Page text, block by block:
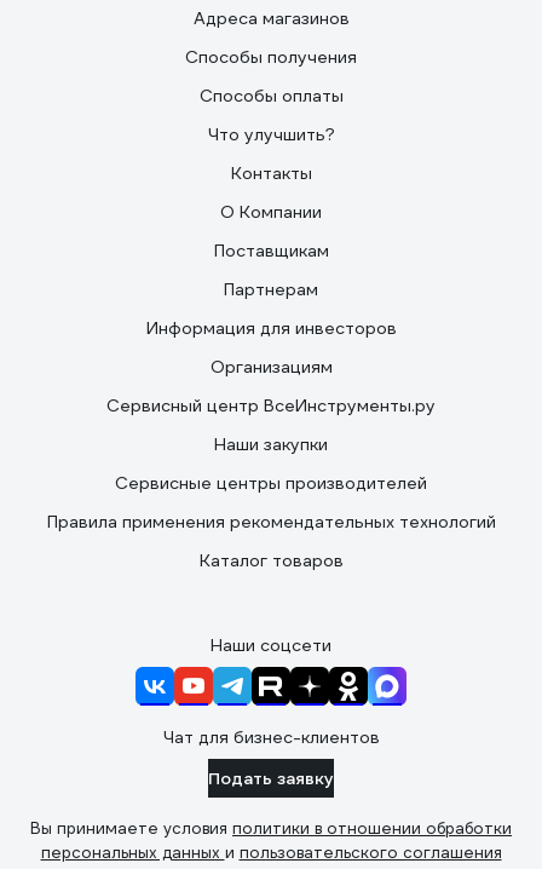
Адреса магазинов
Способы получения
Способы оплаты
Что улучшить?
Контакты
О Компании
Поставщикам
Партнерам
Информация для инвесторов
Организациям
Сервисный центр ВсеИнструменты.ру
Наши закупки
Сервисные центры производителей
Правила применения рекомендательных технологий
Каталог товаров
Наши соцсети
Чат для бизнес-клиентов
Подать заявку
Вы принимаете условия политики в отношении обработки
персональных данных и пользовательского соглашения